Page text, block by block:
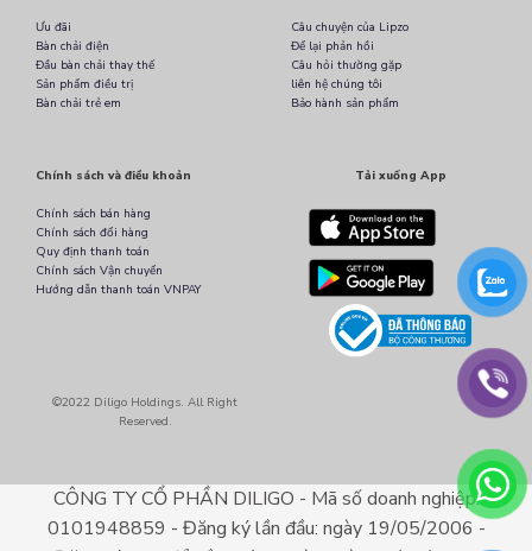
Ưu đãi
Bàn chải điện
Đầu bàn chải thay thế
Sản phẩm điều trị
Bàn chải trẻ em
Câu chuyện của Lipzo
Để lại phản hồi
Câu hỏi thường gặp
liên hệ chúng tôi
Bảo hành sản phẩm
Chính sách và điều khoản
Chính sách bán hàng
Chính sách đổi hàng
Quy định thanh toán
Chính sách Vận chuyển
Hướng dẫn thanh toán VNPAY
Tải xuống App
©2022 Diligo Holdings. All Right
Reserved.
CÔNG TY CỔ PHẦN DILIGO - Mã số doanh nghiệp:
0101948859 - Đăng ký lần đầu: ngày 19/05/2006 -